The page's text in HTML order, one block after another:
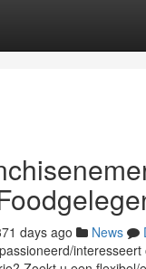
days ago News